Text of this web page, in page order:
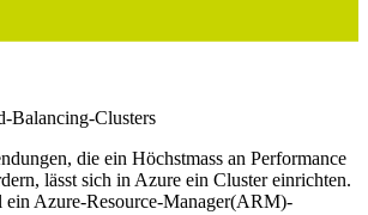
Balancing-Clusters
die ein Höchstmass an Performance
lässt sich in Azure ein Cluster einrichten.
ein Azure-Resource-Manager(ARM)-